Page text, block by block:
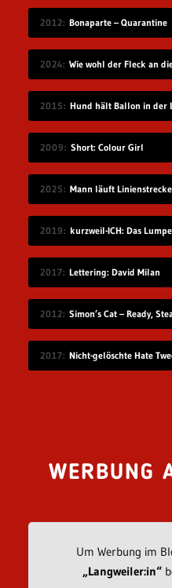
2012 Bonaparte – Quarantine
2024
2015 Hund hält Ballon in der
2009 Short: Colour Girl
2025
2019 kurzweil-ICH: Das
2017 Lettering: David Milan
2012 Simon’s Cat – Ready,
2017
WERBUNG
Um Werbung im
„Langweiler:in“